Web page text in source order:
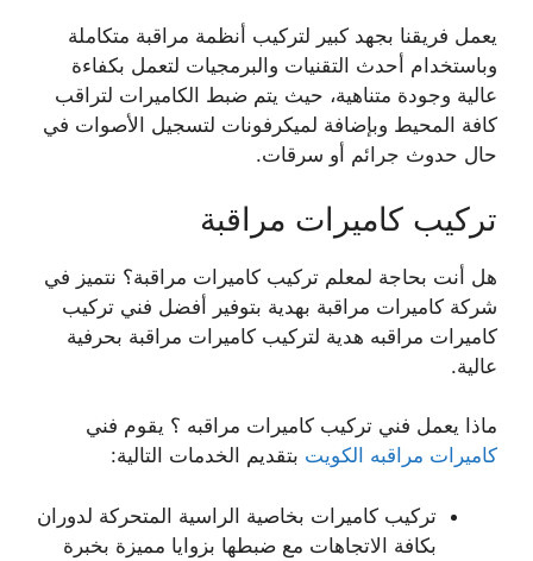
يعمل فريقنا بجهد كبير لتركيب أنظمة مراقبة متكاملة
وباستخدام أحدث التقنيات والبرمجيات لتعمل بكفاءة
عالية وجودة متناهية، حيث يتم ضبط الكاميرات لتراقب
كافة المحيط وبإضافة لميكرفونات لتسجيل الأصوات في
حال حدوث جرائم أو سرقات.
تركيب كاميرات مراقبة
هل أنت بحاجة لمعلم تركيب كاميرات مراقبة؟ نتميز في
شركة كاميرات مراقبة بهدية بتوفير أفضل فني تركيب
كاميرات مراقبه هدية لتركيب كاميرات مراقبة بحرفية
عالية.
ماذا يعمل فني تركيب كاميرات مراقبه ؟ يقوم فني
كاميرات مراقبه الكويت بتقديم الخدمات التالية:
تركيب كاميرات بخاصية الراسية المتحركة لدوران
بكافة الاتجاهات مع ضبطها بزوايا مميزة بخبرة